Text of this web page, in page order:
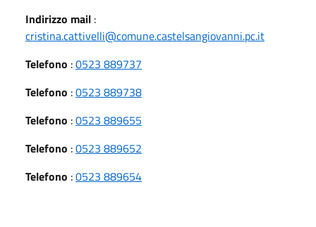
Indirizzo mail :
cristina.cattivelli@comune.castelsangiovanni.pc.it
Telefono :0523 889737
Telefono :0523 889738
Telefono :0523 889655
Telefono :0523 889652
Telefono :0523 889654